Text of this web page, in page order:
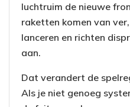
luchtruim de nieuwe
raketten komen van
lanceren en richten
aan.
Dat verandert de
Als je niet genoeg